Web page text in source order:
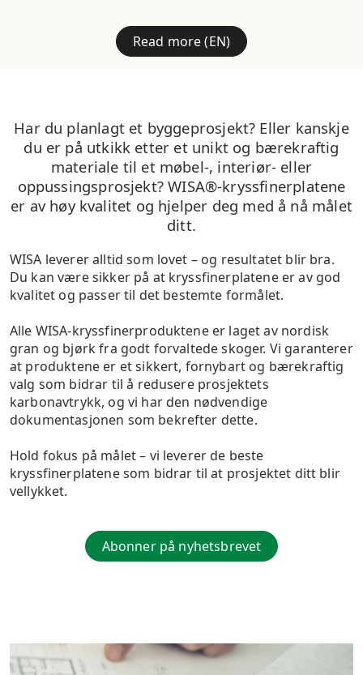
Read more (EN)
Har du planlagt et byggeprosjekt? Eller kanskje
du er på utkikk etter et unikt og bærekraftig
materiale til et møbel-, interiør- eller
oppussingsprosjekt? WISA®-kryssfinerplatene
er av høy kvalitet og hjelper deg med å nå målet
ditt.
WISA leverer alltid som lovet – og resultatet blir bra.
Du kan være sikker på at kryssfinerplatene er av god
kvalitet og passer til det bestemte formålet.
Alle WISA-kryssfinerproduktene er laget av nordisk
gran og bjørk fra godt forvaltede skoger. Vi garanterer
at produktene er et sikkert, fornybart og bærekraftig
valg som bidrar til å redusere prosjektets
karbonavtrykk, og vi har den nødvendige
dokumentasjonen som bekrefter dette.
Hold fokus på målet – vi leverer de beste
kryssfinerplatene som bidrar til at prosjektet ditt blir
vellykket.
Abonner på nyhetsbrevet